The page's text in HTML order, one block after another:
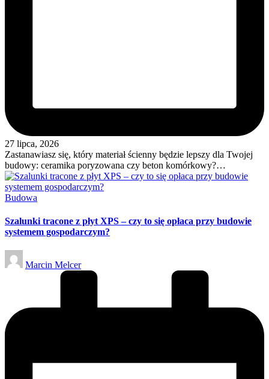
27 lipca, 2026
Zastanawiasz się, który materiał ścienny będzie lepszy dla Twojej
budowy: ceramika poryzowana czy beton komórkowy?…
Posted
Budowa
Szalunki tracone z płyt XPS – czy to się opłaca przy budowie
systemem gospodarczym?
Posted
by
Marcin Melcer